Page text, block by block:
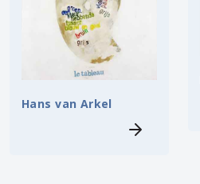
Hans van Arkel